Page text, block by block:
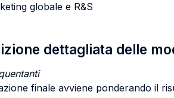
globale e R&S
dettagliata delle
finale avviene ponderando il